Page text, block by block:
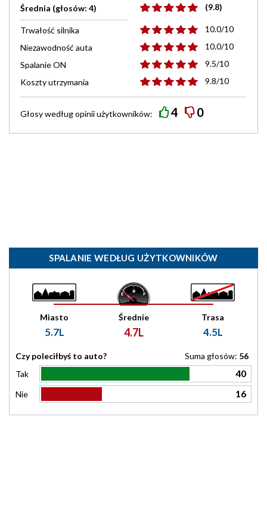
Średnia (głosów: 4) (9.8)
Trwałość silnika
10.0/10
Niezawodność auta
10.0/10
Spalanie ON
9.5/10
Koszty utrzymania
9.8/10
Głosy wedługopiniiużytkowników: 4 0
SPALANIE WEDŁUG UŻYTKOWNIKÓW
Miasto
5.7L
Średnie
4.7L
Trasa
4.5L
Czy poleciłbyś to auto? Suma głosów: 56
Tak
40
Nie 16